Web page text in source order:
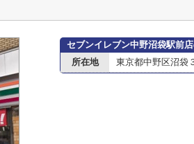
セブンイレブン中野沼袋駅前
所在地
東京都中野区沼袋